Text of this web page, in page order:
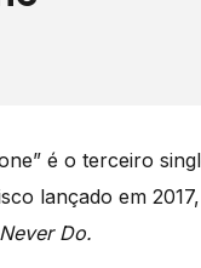
é o terceiro
lançado em 2017,
Do.